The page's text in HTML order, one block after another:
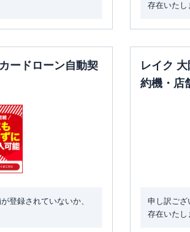
存在いたし
ードローン自動契
登録されていないか、
レイク
約機・店
申し訳ござ
存在いたし